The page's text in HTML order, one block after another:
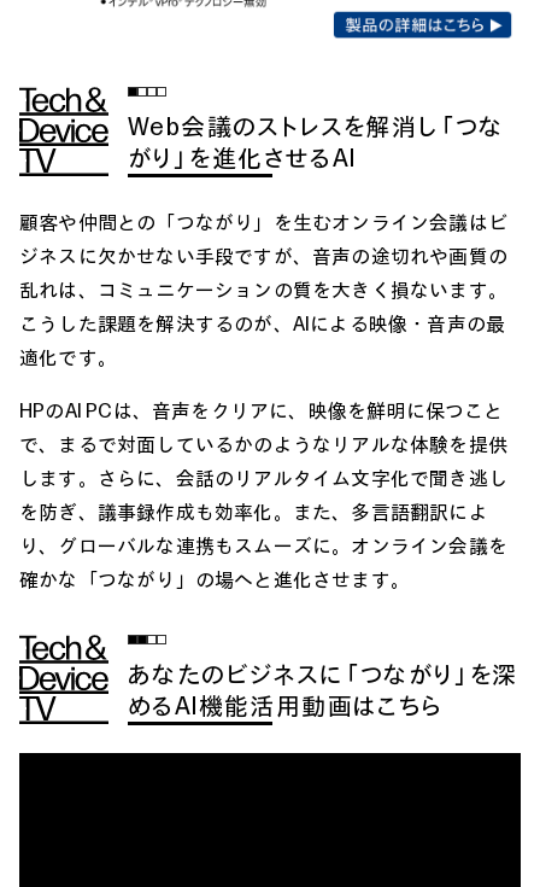
Web会議のストレスを解消し「つな
がり」を進化させるAI
顧客や仲間との「つながり」を生むオンライン会議はビ
ジネスに欠かせない手段ですが、音声の途切れや画質の
乱れは、コミュニケーションの質を大きく損ないます。
こうした課題を解決するのが、AIによる映像・音声の最
適化です。
HPのAI PCは、音声をクリアに、映像を鮮明に保つこと
で、まるで対面しているかのようなリアルな体験を提供
します。さらに、会話のリアルタイム文字化で聞き逃し
を防ぎ、議事録作成も効率化。また、多言語翻訳によ
り、グローバルな連携もスムーズに。オンライン会議を
確かな「つながり」の場へと進化させます。
あなたのビジネスに「つながり」を深
めるAI機能活用動画はこちら